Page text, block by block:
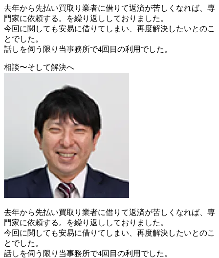
去年から先払い買取り業者に借りて返済が苦しくなれば、専
門家に依頼する。を繰り返ししておりました。
今回に関しても安易に借りてしまい、再度解決したいとのこ
とでした。
話しを伺う限り当事務所で4回目の利用でした。
相談〜そして解決へ
去年から先払い買取り業者に借りて返済が苦しくなれば、専
門家に依頼する。を繰り返ししておりました。
今回に関しても安易に借りてしまい、再度解決したいとのこ
とでした。
話しを伺う限り当事務所で4回目の利用でした。